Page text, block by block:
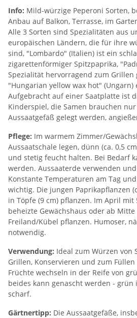
Info: Mild-würzige Peperoni Sorten,
Anbau auf Balkon, Terrasse, im
Alle 3 Sorten sind Spezialitäten aus
europäischen Ländern, die für ihre
sind, "Lombardo" (Italien) ist ein
zigarettenförmiger Spitzpaprika,
Spezialität hervorragend zum Grillen
"Hungarian yellow wax hot" (Ungarn)
Aufgebracht auf einer Saatplatte ist
Kinderspiel, die Samen brauchen
Aussaatgefäß gelegt werden,
Pflege: Im warmem Zimmer/
Aussaatschale legen, dünn (ca. 0,5
und stetig feucht halten. Bei Bedarf
werden. Aussaaterde verwenden
Konstante Temperaturen am Tag
wichtig. Die jungen Paprikapflanzen
in Töpfe (9 cm) pflanzen. Im April mit
beheizte Gewächshaus oder ab
Freiland/Kübel pflanzen. Humoser,
notwendig.
Verwendung: Ideal zum Würzen von
Grillen, Konservieren und zum
Früchte wechseln in der Reife von
beides kann genascht werden -
scharf.
Gärtnertipp: Die Aussaatgefäße,